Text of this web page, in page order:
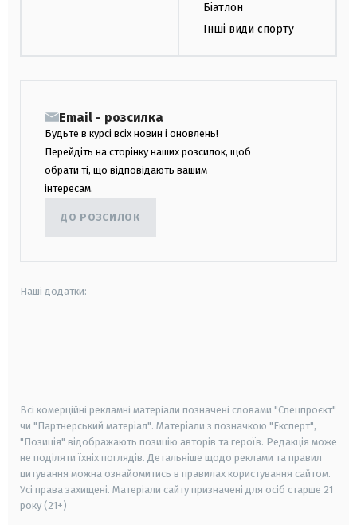
Біатлон
Інші види спорту
Email - розсилка
Будьте в курсі всіх новин і оновлень!
Перейдіть на сторінку наших розсилок, щоб
обрати ті, що відповідають вашим
інтересам.
ДО РОЗСИЛОК
Наші додатки:
Всі комерційні рекламні матеріали позначені словами "Спецпроєкт"
чи "Партнерський матеріал". Матеріали з позначкою "Експерт",
"Позиція" відображають позицію авторів та героїв. Редакція може
не поділяти їхніх поглядів. Детальніше щодо реклами та правил
цитування можна ознайомитись в правилах користування сайтом.
Усі права захищені. Матеріали сайту призначені для осіб старше 21
року (21+)